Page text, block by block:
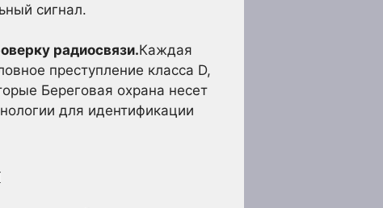
сигнал.
радиосвязи.Каждая
преступление класса D,
Береговая охрана несет
для идентификации